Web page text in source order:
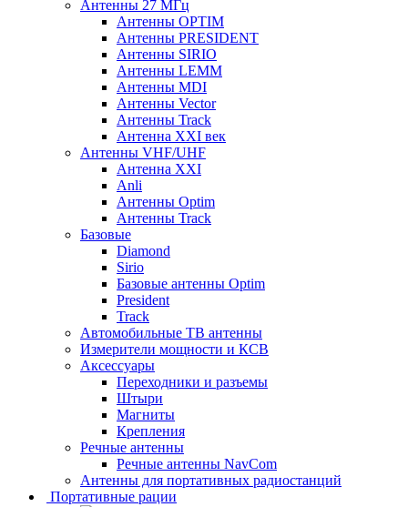
Антенны 27 МГц
Антенны OPTIM
Антенны PRESIDENT
Антенны SIRIO
Антенны LEMM
Антенны MDI
Антенны Vector
Антенны Track
Антенна XXI век
Антенны VHF/UHF
Антенна XXI
Anli
Антенны Optim
Антенны Track
Базовые
Diamond
Sirio
Базовые антенны Optim
President
Track
Автомобильные ТВ антенны
Измерители мощности и КСВ
Аксессуары
Переходники и разъемы
Штыри
Магниты
Крепления
Речные антенны
Речные антенны NavCom
Антенны для портативных радиостанций
Портативные рации